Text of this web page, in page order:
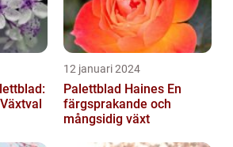
12 januari 2024
Palettblad Haines En
färgsprakande och
mångsidig växt